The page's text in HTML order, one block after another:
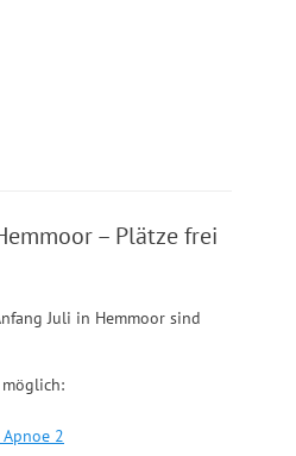
– Plätze frei
Juli in Hemmoor sind
Apnoe 2